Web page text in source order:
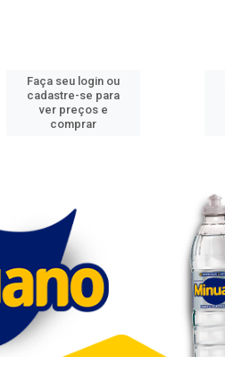
Faça seu login ou
cadastre-se para
ver preços e
comprar